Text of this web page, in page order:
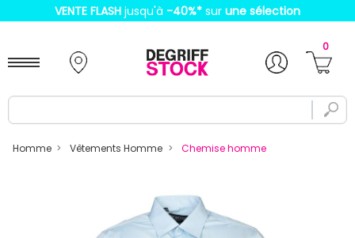
VENTE FLASH jusqu'à -40%* sur une sélection
0
Homme Vêtements Homme Chemise homme